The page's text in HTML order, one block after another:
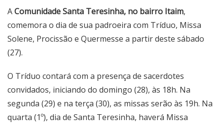
AComunidade Santa Teresinha, no bairro Itaim,
comemora o dia de sua padroeira com Tríduo, Missa
Solene, Procissão e Quermesse a partir deste sábado
(27).
O Tríduo contará com a presença de sacerdotes
convidados, iniciando do domingo (28), às 18h. Na
segunda (29) e na terça (30), as missas serão às 19h. Na
quarta (1º), dia de Santa Teresinha, haverá Missa